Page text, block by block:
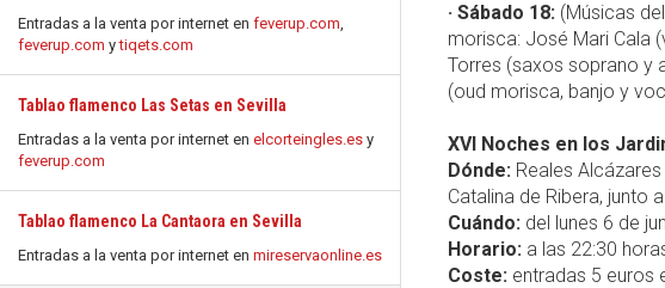
Entradas a la venta por internet en feverup.com,
feverup.com ytiqets.com
Tablao flamenco Las Setas en Sevilla
Entradas a la venta por internet en elcorteingles.es y
feverup.com
Tablao flamenco La Cantaora en Sevilla
Entradas a la venta por internet en mireservaonline.es
· Sábado 18: (Músicas
morisca: José Mari Cala
Torres (saxos soprano y
(oud morisca, banjo y
XVI Noches en los
Dónde: Reales
Catalina de Ribera, junto
Cuándo: del lunes 6 de
Horario: a las 22:30
Coste: entradas 5 euros